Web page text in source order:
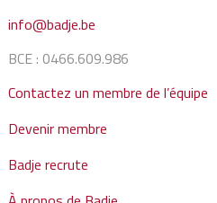
info@badje.be
BCE : 0466.609.986
Contactez un membre de l’équipe
Devenir membre
Badje recrute